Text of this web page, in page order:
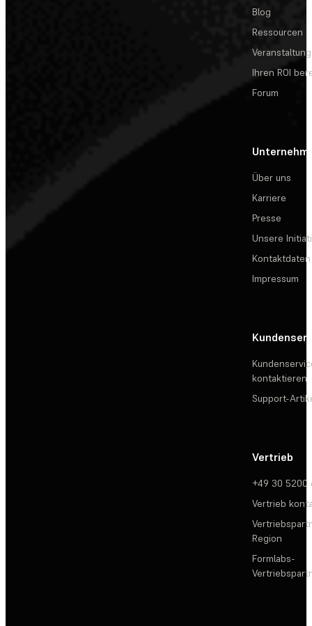
Blog
Ressourcen
Ihren ROI
Forum
Über uns
Karriere
Presse
Unsere
Kontaktdaten
Impressum
kontaktieren
Support-
Vertrieb
+49 30 5200
Vertrieb
Region
Formlabs-